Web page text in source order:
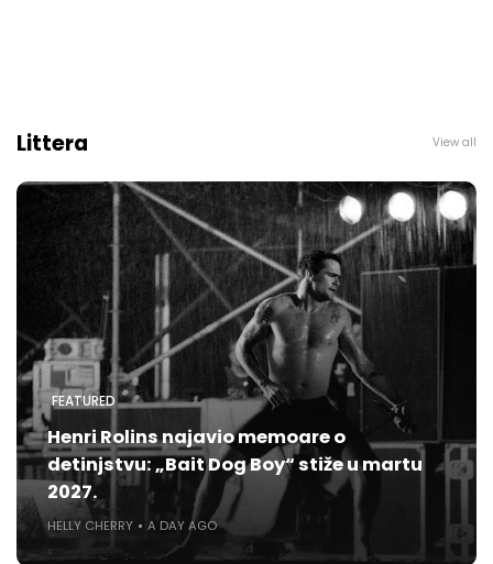
Littera View all
FEATURED
Henri Rolins najavio memoare o
detinjstvu: „Bait Dog Boy“ stiže u martu
2027.
HELLY CHERRY A DAY AGO